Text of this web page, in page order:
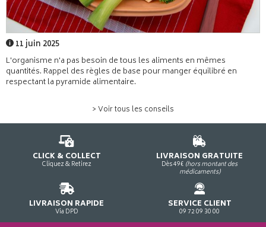
11 juin 2025
L'organisme n'a pas besoin de tous les aliments en mêmes
quantités. Rappel des règles de base pour manger équilibré en
respectant la pyramide alimentaire.
> Voir tous les conseils
CLICK & COLLECT
Cliquez & Retirez
LIVRAISON GRATUITE
Dès 49€ (hors montant des
médicaments)
LIVRAISON RAPIDE
Via DPD
SERVICE CLIENT
09 72 09 30 00